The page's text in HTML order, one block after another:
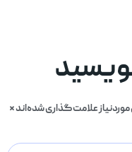
علامت‌گذاری شده‌اند*